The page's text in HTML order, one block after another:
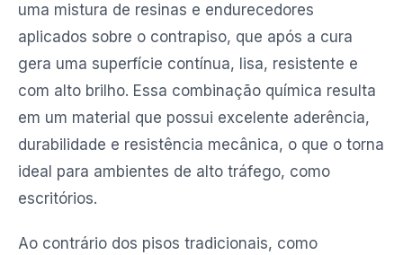
uma mistura de resinas e endurecedores
aplicados sobre o contrapiso, que após a cura
gera uma superfície contínua, lisa, resistente e
com alto brilho. Essa combinação química resulta
em um material que possui excelente aderência,
durabilidade e resistência mecânica, o que o torna
ideal para ambientes de alto tráfego, como
escritórios.
Ao contrário dos pisos tradicionais, como